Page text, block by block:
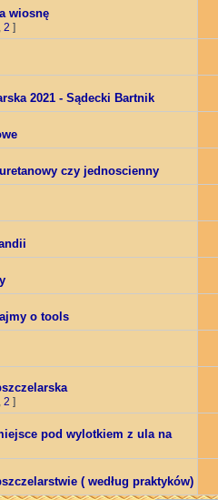
wiosnę
, 2 ]
2021 - Sądecki Bartnik
czy jednoscienny
o tools
, 2 ]
pod wylotkiem z ula na
( według praktyków)